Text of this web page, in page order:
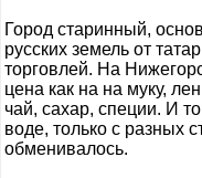
Город старинный,
русских земель от
торговлей. На
цена как на на муку,
чай, сахар, специи. И
воде, только с разных
обменивалось.